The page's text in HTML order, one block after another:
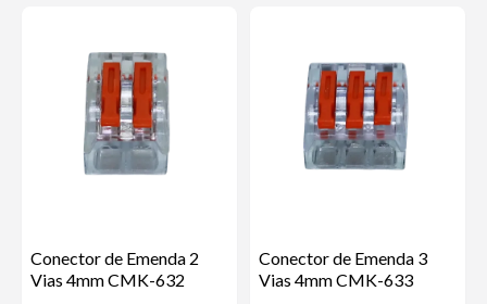
Conector de Emenda 2
Vias 4mm CMK-632
Conector de Emenda 3
Vias 4mm CMK-633